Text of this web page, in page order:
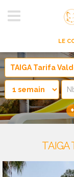
LE
+
TAIGA